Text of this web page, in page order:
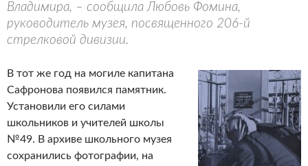
Владимира, – сообщила Любовь Фомина,
руководитель музея, посвященного 206-й
стрелковой дивизии.
В тот же год на могиле капитана
Сафронова появился памятник.
Установили его силами
школьников и учителей школы
№49. В архиве школьного музея
сохранились фотографии, на